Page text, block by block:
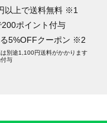
以上で送料無料 ※1
ポイント付与
5%OFFクーポン ※2
別途1,100円送料がかかります
与